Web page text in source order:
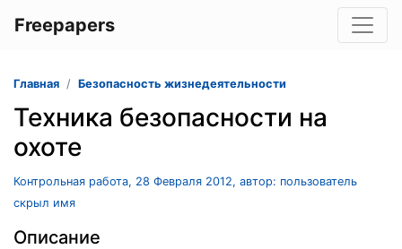
Freepapers
Главная Безопасность жизнедеятельности
Техника безопасности на
охоте
Контрольная работа, 28 Февраля 2012, автор: пользователь
скрыл имя
Описание